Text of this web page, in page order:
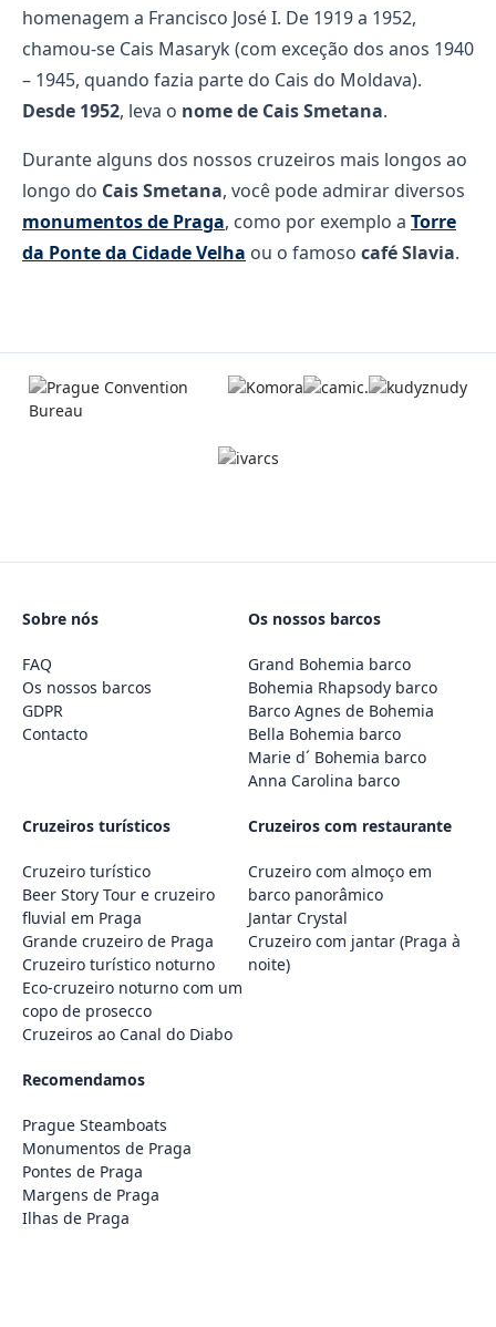
homenagem a Francisco José I. De 1919 a 1952,
chamou-se Cais Masaryk (com exceção dos anos 1940
– 1945, quando fazia parte do Cais do Moldava).
Desde 1952, leva o nome de Cais Smetana.
Durante alguns dos nossos cruzeiros mais longos ao
longo do Cais Smetana, você pode admirar diversos
monumentos de Praga, como por exemplo a Torre
da Ponte da Cidade Velha ou o famoso café Slavia.
Sobre nós
FAQ
Os nossos barcos
GDPR
Contacto
Os nossos barcos
Grand Bohemia barco
Bohemia Rhapsody barco
Barco Agnes de Bohemia
Bella Bohemia barco
Marie d´ Bohemia barco
Anna Carolina barco
Cruzeiros turísticos
Cruzeiro turístico
Beer Story Tour e cruzeiro
fluvial em Praga
Grande cruzeiro de Praga
Cruzeiro turístico noturno
Eco-cruzeiro noturno com um
copo de prosecco
Cruzeiros ao Canal do Diabo
Cruzeiros com restaurante
Cruzeiro com almoço em
barco panorâmico
Jantar Crystal
Cruzeiro com jantar (Praga à
noite)
Recomendamos
Prague Steamboats
Monumentos de Praga
Pontes de Praga
Margens de Praga
Ilhas de Praga